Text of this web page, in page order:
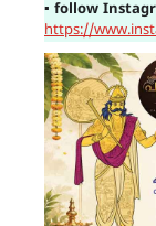
▪ follow
https://